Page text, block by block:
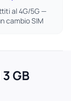
al 4G/5G —
cambio SIM
GB